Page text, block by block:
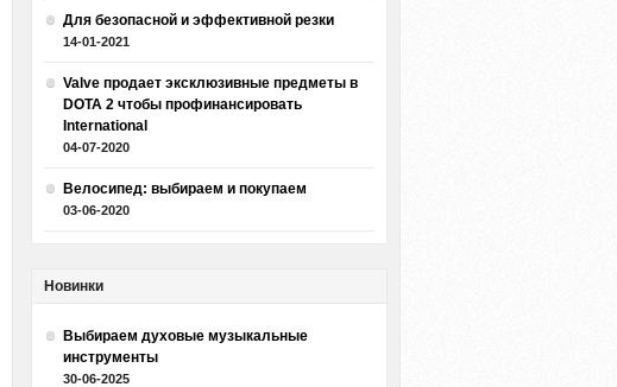
Для безопасной и эффективной резки
14-01-2021
Valve продает эксклюзивные предметы в
DOTA 2 чтобы профинансировать
International
04-07-2020
Велосипед: выбираем и покупаем
03-06-2020
Новинки
Выбираем духовые музыкальные
инструменты
30-06-2025